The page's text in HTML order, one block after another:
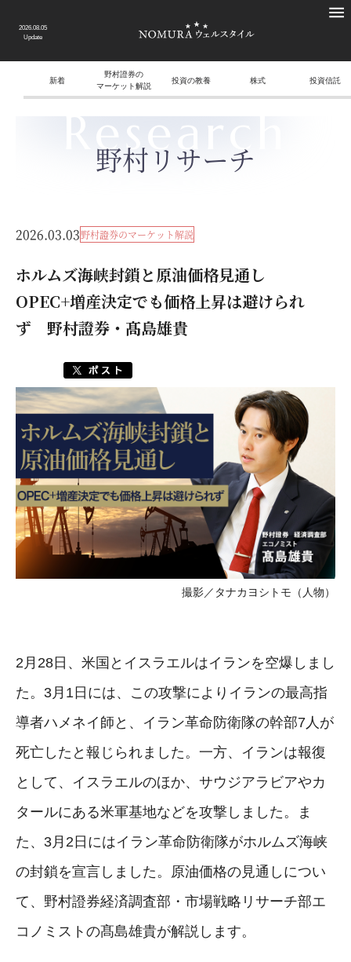
2026.08.05
Update
新着
野村證券の
マーケット解説
投資の教養 株式 投資信託
Research
野村リサーチ
2026.03.03野村證券のマーケット解説
ホルムズ海峡封鎖と原油価格見通し
OPEC+増産決定でも価格上昇は避けられ
ず 野村證券・髙島雄貴
撮影／タナカヨシトモ（人物）
2月28日、米国とイスラエルはイランを空爆しまし
た。3月1日には、この攻撃によりイランの最高指
導者ハメネイ師と、イラン革命防衛隊の幹部7人が
死亡したと報じられました。一方、イランは報復
として、イスラエルのほか、サウジアラビアやカ
タールにある米軍基地などを攻撃しました。ま
た、3月2日にはイラン革命防衛隊がホルムズ海峡
の封鎖を宣言しました。原油価格の見通しについ
て、野村證券経済調査部・市場戦略リサーチ部エ
コノミストの髙島雄貴が解説します。